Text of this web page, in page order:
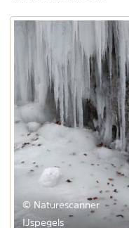
© Naturescanner
IJspegels